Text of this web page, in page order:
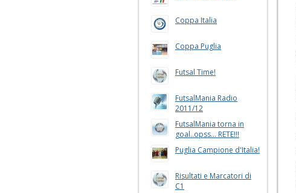
Coppa Italia
Coppa Puglia
Futsal Time!
FutsalMania Radio
2011/12
FutsalMania torna in
goal..opss... RETE!!!
Puglia Campione d'Italia!
Risultati e Marcatori di
C1